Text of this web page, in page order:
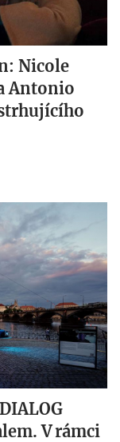
Nicole
Antonio
V rámci